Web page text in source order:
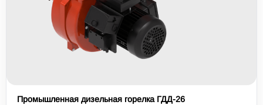
Промышленная дизельная горелка ГДД-26